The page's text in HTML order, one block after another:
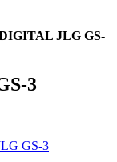
JLG GS-
3